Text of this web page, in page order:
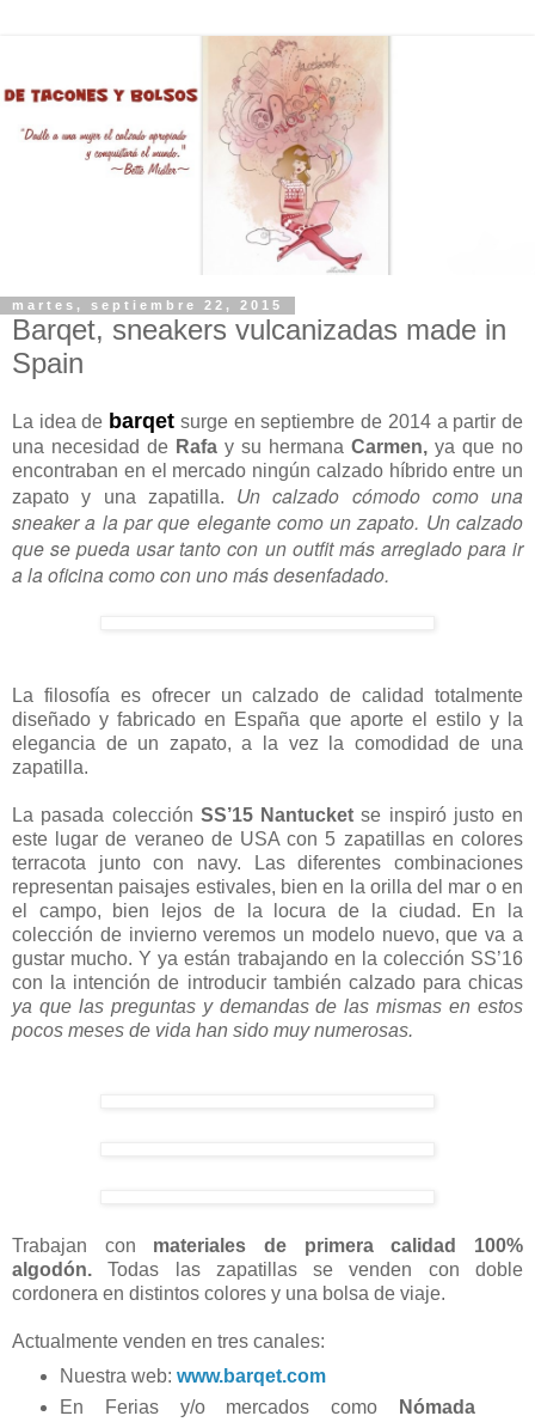
martes, septiembre 22, 2015
Barqet, sneakers vulcanizadas made in
Spain
La idea de barqet surge en septiembre de 2014 a partir de
una necesidad de Rafa y su hermana Carmen, ya que no
encontraban en el mercado ningún calzado híbrido entre un
zapato y una zapatilla. Un calzado cómodo como una
sneaker a la par que elegante como un zapato. Un calzado
que se pueda usar tanto con un outfit más arreglado para ir
a la oficina como con uno más desenfadado.
La filosofía es ofrecer un calzado de calidad totalmente
diseñado y fabricado en España que aporte el estilo y la
elegancia de un zapato, a la vez la comodidad de una
zapatilla.
La pasada colección SS’15 Nantucketse inspiró justo en
este lugar de veraneo de USA con 5 zapatillas en colores
terracota junto con navy. Las diferentes combinaciones
representan paisajes estivales, bien en la orilla del mar o en
el campo, bien lejos de la locura de la ciudad. En la
colección de invierno veremos un modelo nuevo, que va a
gustar mucho. Y ya están trabajando en la colección SS’16
con la intención de introducir también calzado para chicas
ya que las preguntas y demandas de las mismas en estos
pocos meses de vida han sido muy numerosas.
Trabajan con materiales de primera calidad 100%
algodón.Todas las zapatillas se venden con doble
cordonera en distintos colores y una bolsa de viaje.
Actualmente venden en tres canales:
Nuestra web: www.barqet.com
En Ferias y/o mercados como
Nómada